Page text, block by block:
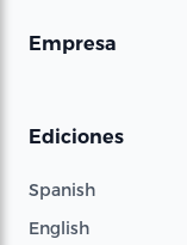
Empresa
Ediciones
Spanish
English